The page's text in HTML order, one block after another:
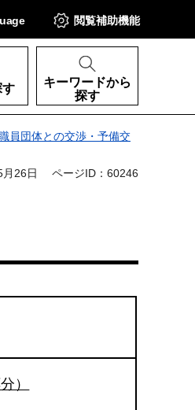
閲覧補助機能
す
キーワードから
探す
員団体との交渉・予備交
26日 ページID：60246
）